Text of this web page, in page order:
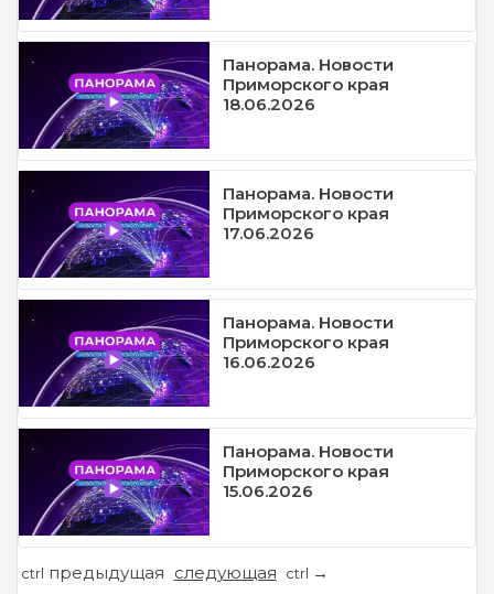
Панорама. Новости
Приморского края
18.06.2026
Панорама. Новости
Приморского края
17.06.2026
Панорама. Новости
Приморского края
16.06.2026
Панорама. Новости
Приморского края
15.06.2026
ctrl предыдущая следующая ctrl →